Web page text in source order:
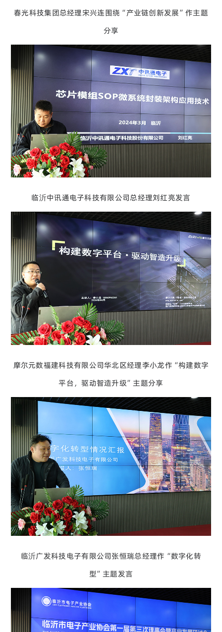
春光科技集团总经理宋兴连围绕“产业链创新发展”作主题
分享
临沂中讯通电子科技有限公司总经理刘红亮发言
摩尔元数福建科技有限公司华北区经理李小龙作“构建数字
平台，驱动智造升级”主题分享
临沂广发科技电子有限公司张恒瑞总经理作“数字化转
型”主题发言